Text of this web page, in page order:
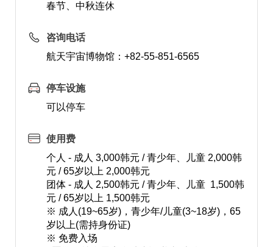
春节、中秋连休
咨询电话
航天宇宙博物馆：+82-55-851-6565
停车设施
可以停车
使用费
个人 - 成人 3,000韩元 / 青少年、儿童 2,000韩
元 / 65岁以上 2,000韩元
团体 - 成人 2,500韩元 / 青少年、儿童 1,500韩
元 / 65岁以上 1,500韩元
※ 成人(19~65岁)，青少年/儿童(3~18岁)，65
岁以上(需持身份证)
※ 免费入场